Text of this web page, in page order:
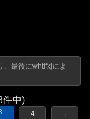
、最後にwhtifxjによ
件中)
4 →